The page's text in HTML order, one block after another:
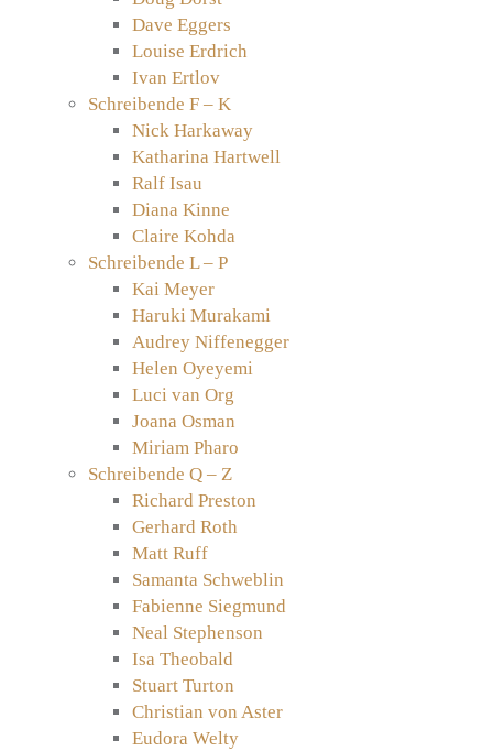
Dave Eggers
Louise Erdrich
Ivan Ertlov
Schreibende F – K
Nick Harkaway
Katharina Hartwell
Ralf Isau
Diana Kinne
Claire Kohda
Schreibende L – P
Kai Meyer
Haruki Murakami
Audrey Niffenegger
Helen Oyeyemi
Luci van Org
Joana Osman
Miriam Pharo
Schreibende Q – Z
Richard Preston
Gerhard Roth
Matt Ruff
Samanta Schweblin
Fabienne Siegmund
Neal Stephenson
Isa Theobald
Stuart Turton
Christian von Aster
Eudora Welty